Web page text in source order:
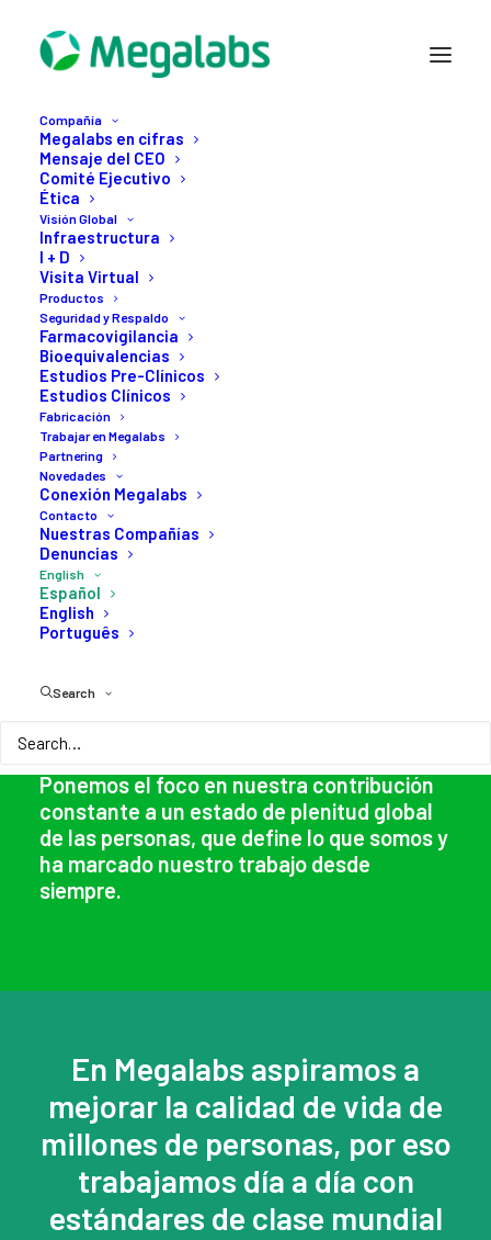
Compañía
Megalabs en cifras
Mensaje del CEO
Comité Ejecutivo
Ética
Visión Global
Infraestructura
I + D
Visita Virtual
Productos
Seguridad y Respaldo
Farmacovigilancia
Bioequivalencias
Estudios Pre-Clínicos
Estudios Clínicos
Fabricación
Trabajar en Megalabs
Partnering
Novedades
Conexión Megalabs
Contacto
Nuestras Compañías
Denuncias
English
Español
English
Português
Search
Inauguramos un concepto que nos
representa, orgullosos de una forma de
sentir y de trabajar que nos transforma y
nos acerca a quienes más nos importa.
Ponemos el foco en nuestra contribución
constante a un estado de plenitud global
de las personas, que define lo que somos y
ha marcado nuestro trabajo desde
siempre.
En Megalabs aspiramos a
mejorar la calidad de vida de
millones de personas, por eso
trabajamos día a día con
estándares de clase mundial